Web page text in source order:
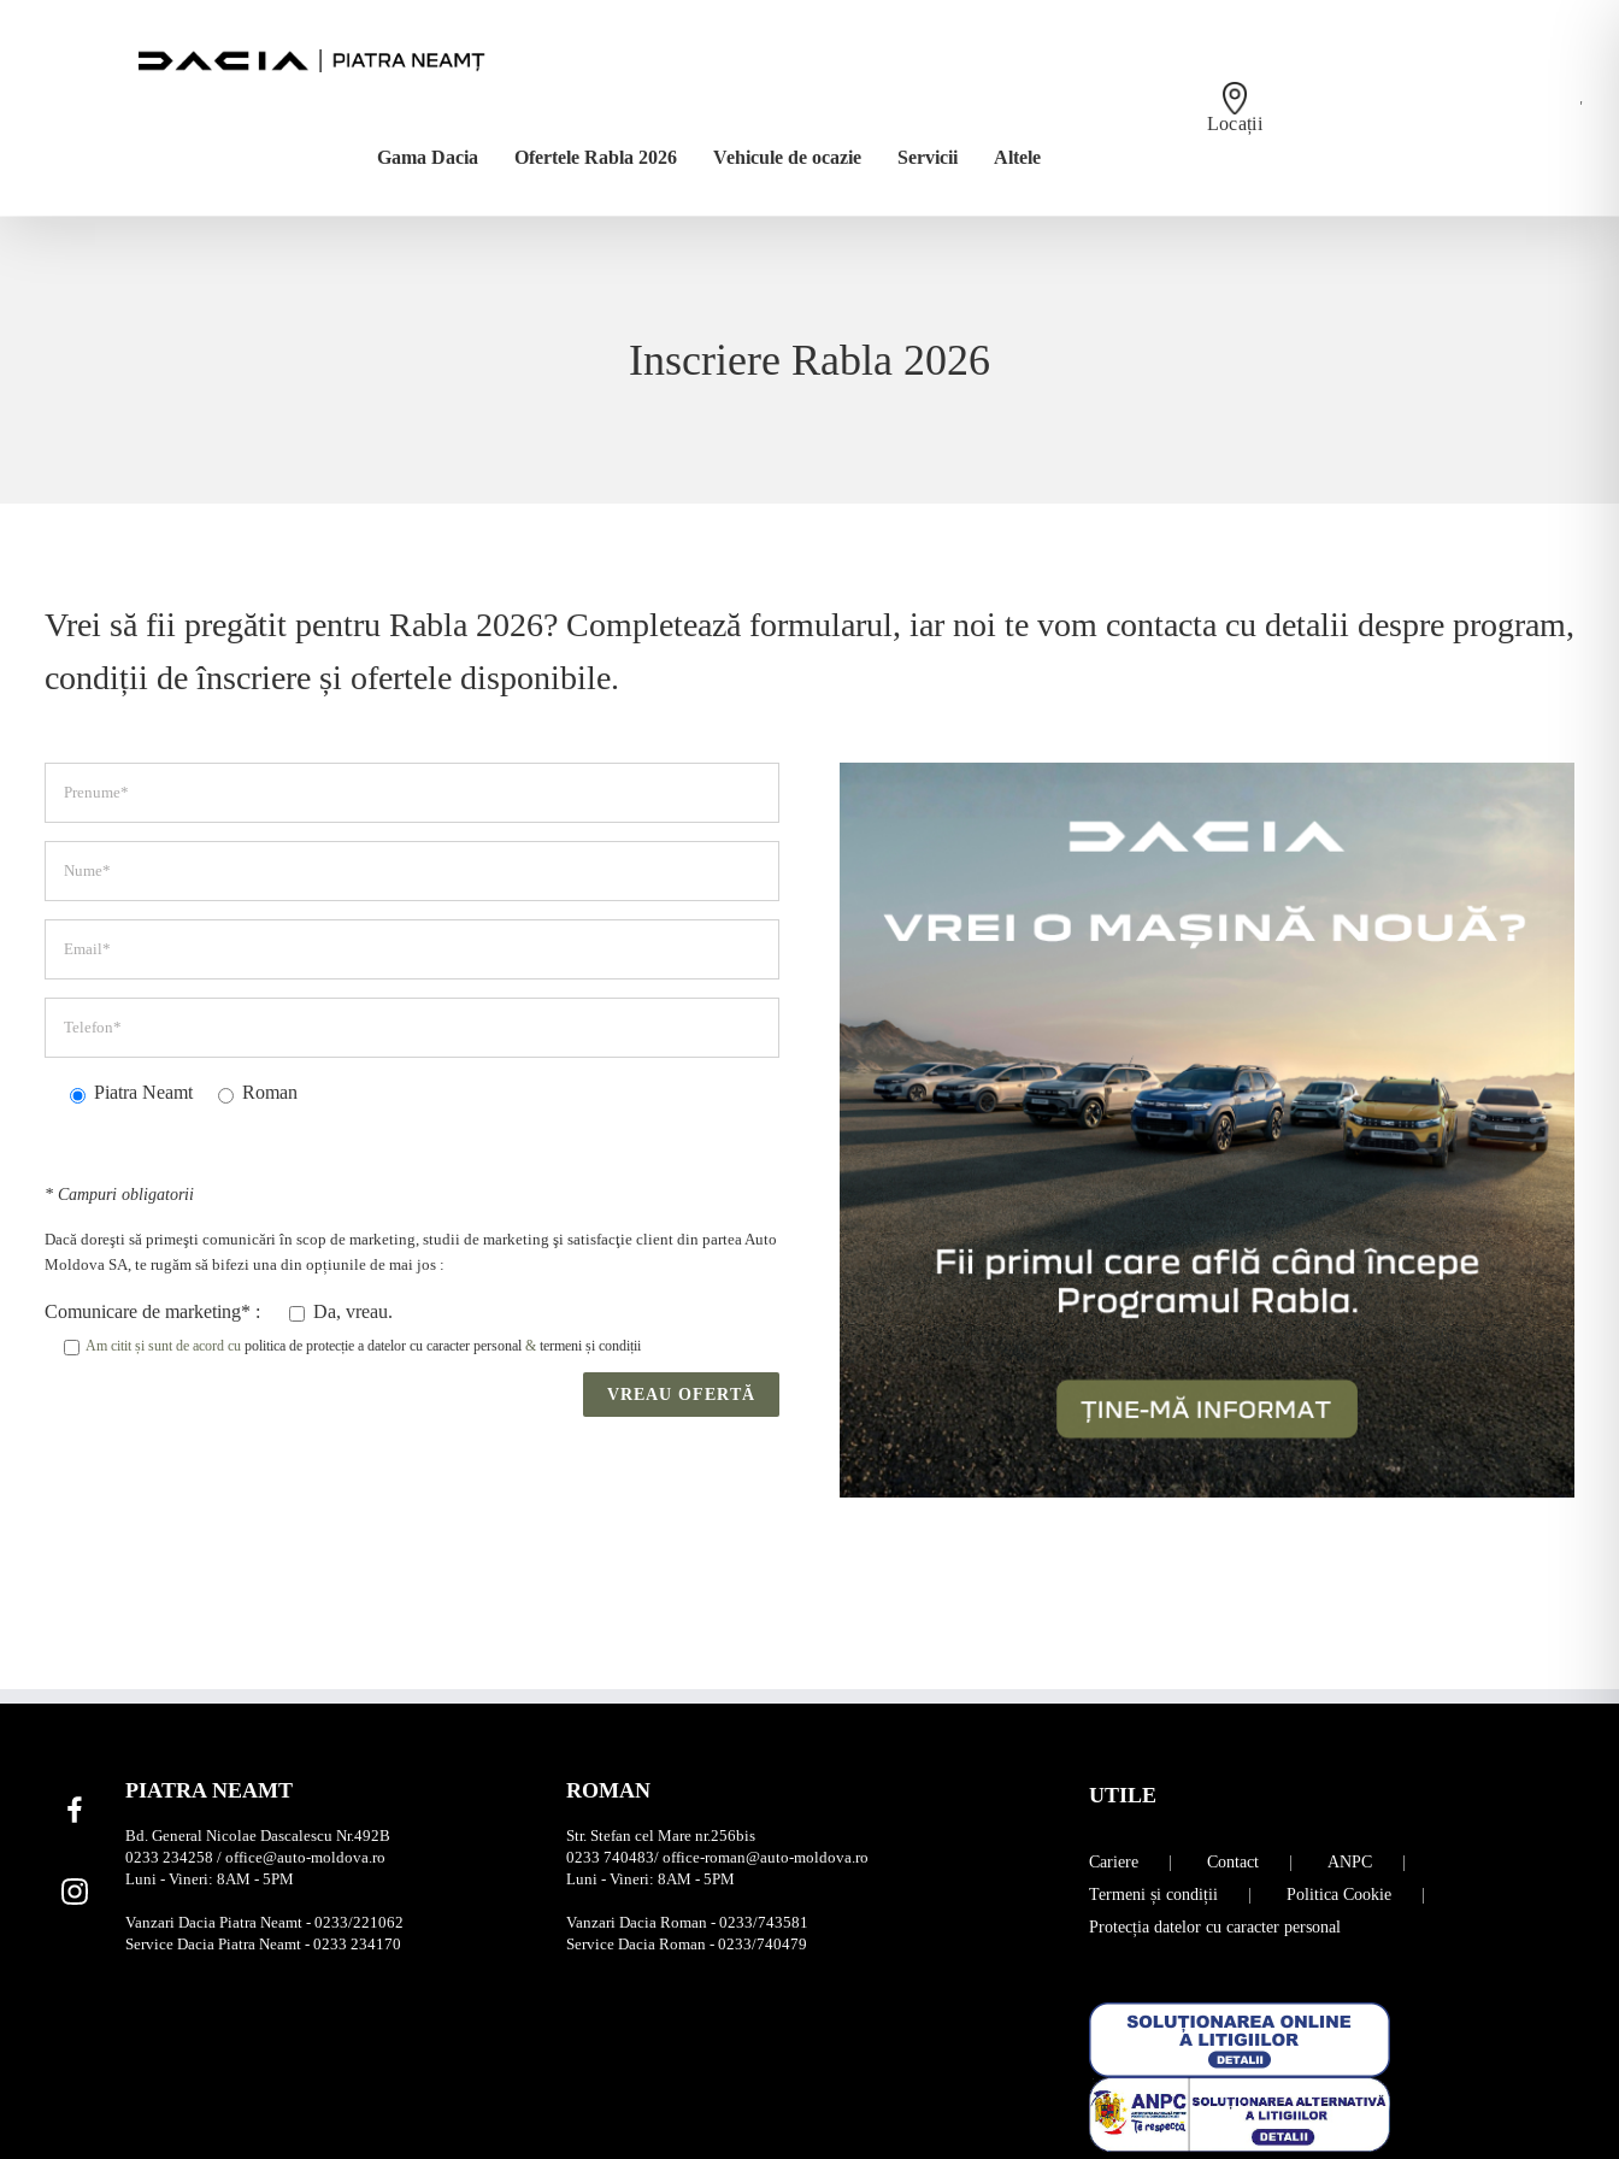
Gama Dacia Ofertele Rabla 2026 Vehicule de ocazie Servicii Altele
Locații
'
Inscriere Rabla 2026
Vrei să fii pregătit pentru Rabla 2026? Completează formularul, iar noi te vom contacta cu detalii despre program,
condiții de înscriere și ofertele disponibile.
Piatra Neamt Roman
* Campuri obligatorii
Dacă doreşti să primeşti comunicări în scop de marketing, studii de marketing şi satisfacţie client din partea Auto
Moldova SA, te rugăm să bifezi una din opțiunile de mai jos :
Comunicare de marketing* : Da, vreau.
Am citit și sunt de acord cu politica de protecție a datelor cu caracter personal & termeni și condiții
PIATRA NEAMT
Bd. General Nicolae Dascalescu Nr.492B
0233 234258 / office@auto-moldova.ro
Luni - Vineri: 8AM - 5PM
Vanzari Dacia Piatra Neamt - 0233/221062
Service Dacia Piatra Neamt - 0233 234170
ROMAN
Str. Stefan cel Mare nr.256bis
0233 740483/ office-roman@auto-moldova.ro
Luni - Vineri: 8AM - 5PM
Vanzari Dacia Roman - 0233/743581
Service Dacia Roman - 0233/740479
UTILE
Cariere Contact
ANPC
Termeni și condiții
Politica Cookie
Protecția datelor cu caracter personal